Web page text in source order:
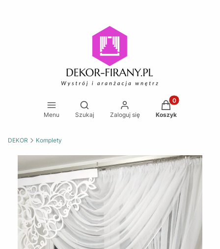
Menu
Otwórz wyszukiwarkę
Szukaj Zaloguj się
Produkty w
Koszyk
DEKOR Komplety